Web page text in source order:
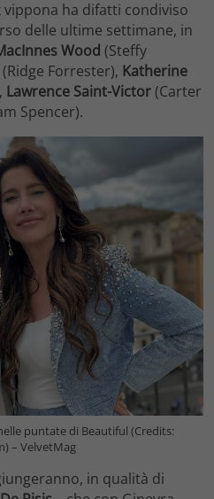
vippona ha difatti condiviso
delle ultime settimane, in
Wood (Steffy
(Ridge Forrester), Katherine
Lawrence Saint-Victor(Carter
Spencer).
puntate di Beautiful (Credits:
– VelvetMag
in qualità di